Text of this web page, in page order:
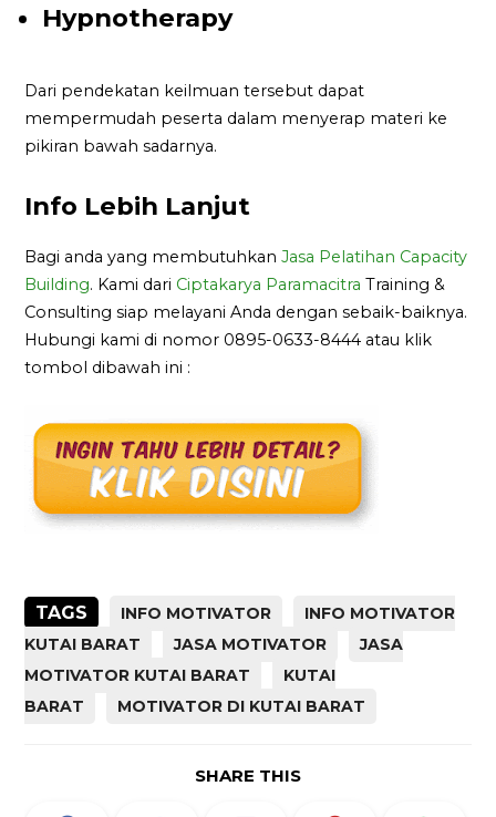
Hypnotherapy
Dari pendekatan keilmuan tersebut dapat
mempermudah peserta dalam menyerap materi ke
pikiran bawah sadarnya.
Info Lebih Lanjut
Bagi anda yang membutuhkanJasa Pelatihan Capacity
Building. Kami dari Ciptakarya Paramacitra Training &
Consulting siap melayani Anda dengan sebaik-baiknya.
Hubungi kami di nomor 0895-0633-8444 atau klik
tombol dibawah ini :
TAGS INFO MOTIVATOR
INFO MOTIVATOR
KUTAI BARAT
JASA MOTIVATOR
JASA
MOTIVATOR KUTAI BARAT
KUTAI
BARAT
MOTIVATOR DI KUTAI BARAT
SHARE THIS